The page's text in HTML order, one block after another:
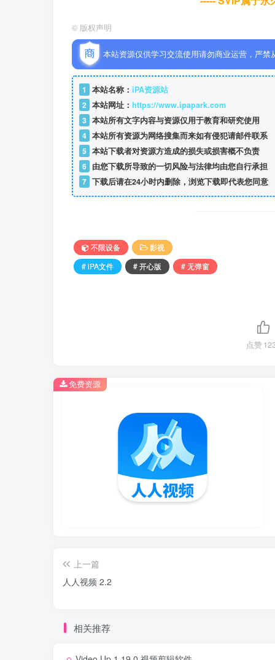
© 版权声明
本站资源仅供学习交流使用请勿商业运营，严
1 本站名称： iPA资源站
2 本站网址： https://www.ipapark.com
3 本站所有文字内容与资源仅用于教育和研究使用
4 本站所有资源为网络搜集而来如有侵犯请邮件联系
5 本站下载者对资源方造成的损失或损害概不负责
6 由您下载所导致的一切风险与法律均由您自行承担
7 下载后请在24小时内删除，浏览下载即代表您同意
不限设备
影视
# iPA文件
# 开心版 # 无弹窗
点赞
免费资源
上一篇
人人视频 2.2
相关推荐